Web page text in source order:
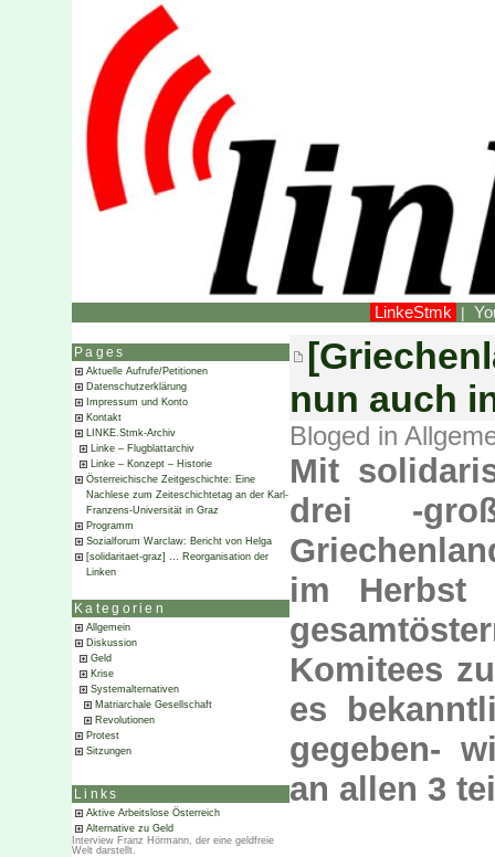
LinkeStmk |
Pages
Aktuelle Aufrufe/Petitionen
Datenschutzerklärung
Impressum und Konto
Kontakt
LINKE.Stmk-Archiv
Linke – Flugblattarchiv
Linke – Konzept – Historie
Österreichische Zeitgeschichte: Eine
Nachlese zum Zeiteschichtetag an der Karl-
Franzens-Universität in Graz
Programm
Sozialforum Warclaw: Bericht von Helga
[solidaritaet-graz] … Reorganisation der
Linken
Kategorien
Allgemein
Diskussion
Geld
Krise
Systemalternativen
Matriarchale Gesellschaft
Revolutionen
Protest
Sitzungen
Links
Aktive Arbeitslose Österreich
Alternative zu Geld
Interview Franz Hörmann, der eine geldfreie
Welt darstellt.
nun auch
Bloged in
Mit
drei -
im Herbst
Komitees
es
gegeben-
an allen 3